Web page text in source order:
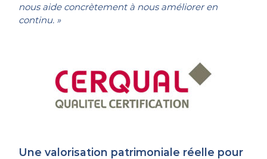
nous aide concrètement à nous améliorer en
continu. »
Une valorisation patrimoniale réelle pour